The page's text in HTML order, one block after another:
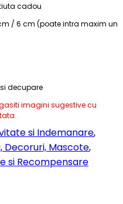
cadou
/ 6 cm (poate intra maxim un
decupare
imagini sugestive cu
si Indemanare,
Decoruri, Mascote,
si Recompensare